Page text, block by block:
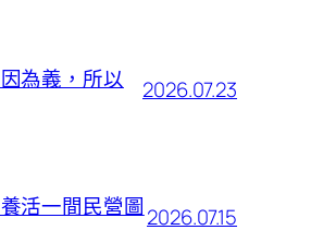
為義，所以 2026.07.23
活一間民營圖2026.07.15